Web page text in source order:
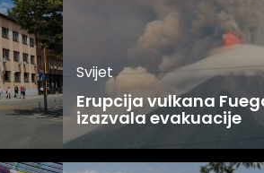
Svijet
Erupcija vulkana
izazvala evakuacije